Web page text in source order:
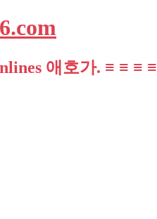
애호가. ≡ ≡ ≡ ≡